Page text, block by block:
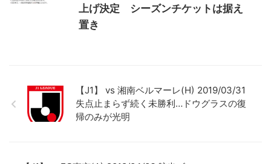
上げ決定 シーズンチケットは据え
置き
【J1】 vs 湘南ベルマーレ(H) 2019/03/31
失点止まらず続く未勝利…ドウグラスの復
帰のみが光明